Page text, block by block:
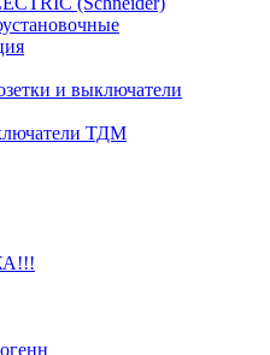
и выключатели
ТДМ